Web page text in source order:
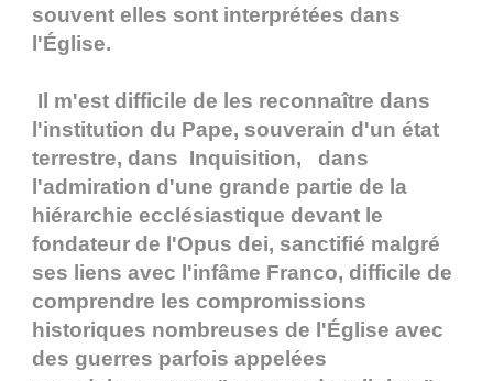
souvent elles sont interprétées dans
l'Église.
Il m'est difficile de les reconnaître dans
l'institution du Pape, souverain d'un état
terrestre, dans Inquisition, dans
l'admiration d'une grande partie de la
hiérarchie ecclésiastique devant le
fondateur de l'Opus dei, sanctifié malgré
ses liens avec l'infâme Franco, difficile de
comprendre les compromissions
historiques nombreuses de l'Église avec
des guerres parfois appelées